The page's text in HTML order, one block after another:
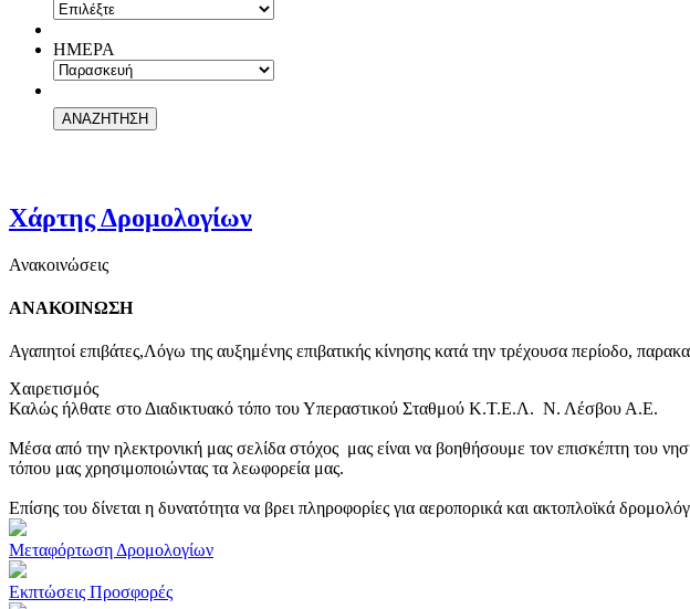
ΗΜΕΡΑ
Χάρτης Δρομολογίων
Ανακοινώσεις
ΑΝΑΚΟΙΝΩΣΗ
Αγαπητοί επιβάτες,Λόγω της αυξημένης επιβατικής κίνησης κατά την τρέχουσα περίοδο,
Χαιρετισμός
Καλώς ήλθατε στο Διαδικτυακό τόπο του Υπεραστικού Σταθμού Κ.Τ.Ε.Λ. Ν. Λέσβου Α.Ε.
Μέσα από την ηλεκτρονική μας σελίδα στόχος μας είναι να βοηθήσουμε τον επισκέπτη του
τόπου μας χρησιμοποιώντας τα λεωφορεία μας.
Επίσης του δίνεται η δυνατότητα να βρει πληροφορίες για αεροπορικά και ακτοπλοϊκά
Μεταφόρτωση Δρομολογίων
Εκπτώσεις Προσφορές